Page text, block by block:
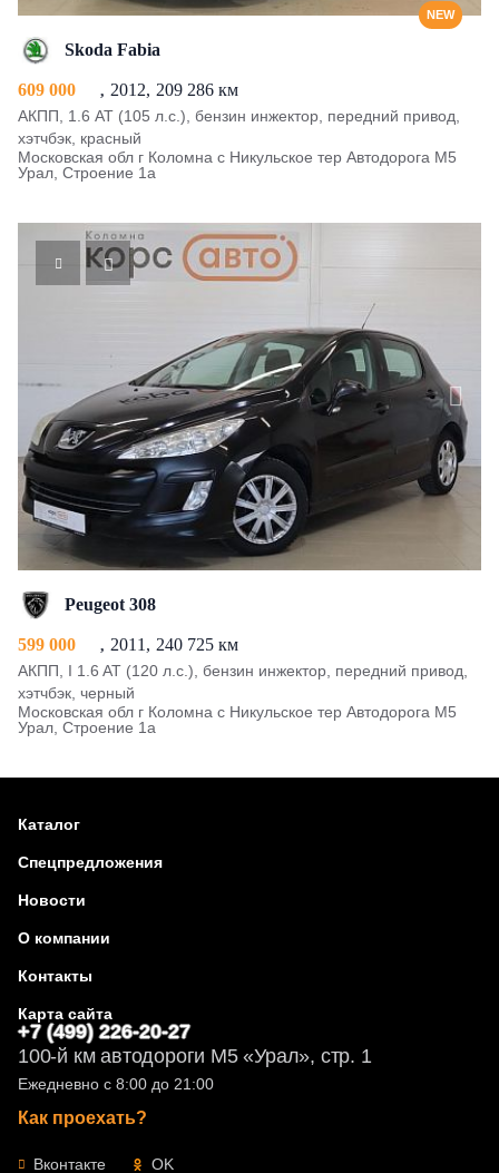
NEW
Skoda Fabia
609 000 2012 209 286 км
АКПП, 1.6 AT (105 л.с.), бензин инжектор, передний привод,
хэтчбэк, красный
Московская обл г Коломна с Никульское тер Автодорога М5
Урал, Строение 1а
Peugeot 308
599 000 2011 240 725 км
АКПП, I 1.6 AT (120 л.с.), бензин инжектор, передний привод,
хэтчбэк, черный
Московская обл г Коломна с Никульское тер Автодорога М5
Урал, Строение 1а
Каталог
Спецпредложения
Новости
О компании
Контакты
Карта сайта
+7 (499) 226-20-27
100-й км автодороги М5 «Урал», стр. 1
Ежедневно с 8:00 до 21:00
Как проехать?
Вконтакте OK